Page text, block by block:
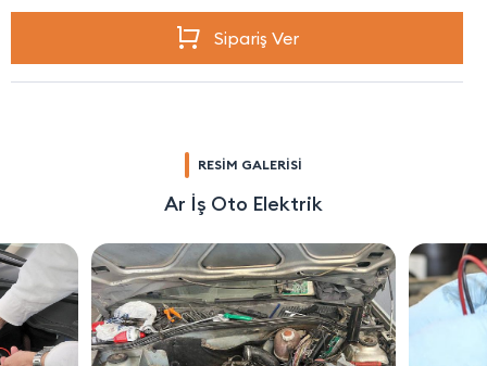
Sipariş Ver
RESİM GALERİSİ
Ar İş Oto Elektrik